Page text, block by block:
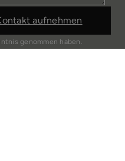
aufnehmen
dass Sie die
genommen haben.